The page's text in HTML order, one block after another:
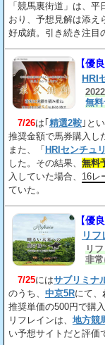
「競馬裏街道」は、
おり、予想見解は添え
好成績。引き続き注目
【優良
HRI
無
7/26は｢ 精選2鞍 ｣と
推奨金額で馬券購入し
また、「 HRIセンチュ
した。その結果、 無料
入していた場合、 16レ
ていた。
【優良
リフ
リ
非
7/25にはサブリミナ
のうち、 中京5Rにて、
推奨単価の500円で購入
リフレインは、 地方競
い予想サイトだと評価